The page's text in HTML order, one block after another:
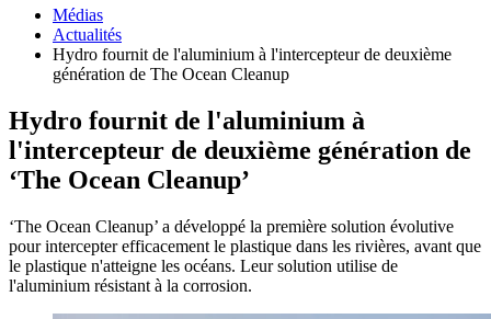
Médias
Actualités
Hydro fournit de l'aluminium à l'intercepteur de deuxième
génération de The Ocean Cleanup
Hydro fournit de l'aluminium à
l'intercepteur de deuxième génération de
‘The Ocean Cleanup’
‘The Ocean Cleanup’ a développé la première solution évolutive
pour intercepter efficacement le plastique dans les rivières, avant que
le plastique n'atteigne les océans. Leur solution utilise de
l'aluminium résistant à la corrosion.